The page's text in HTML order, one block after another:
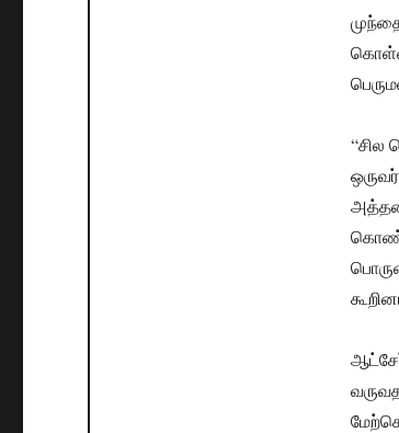
“சில